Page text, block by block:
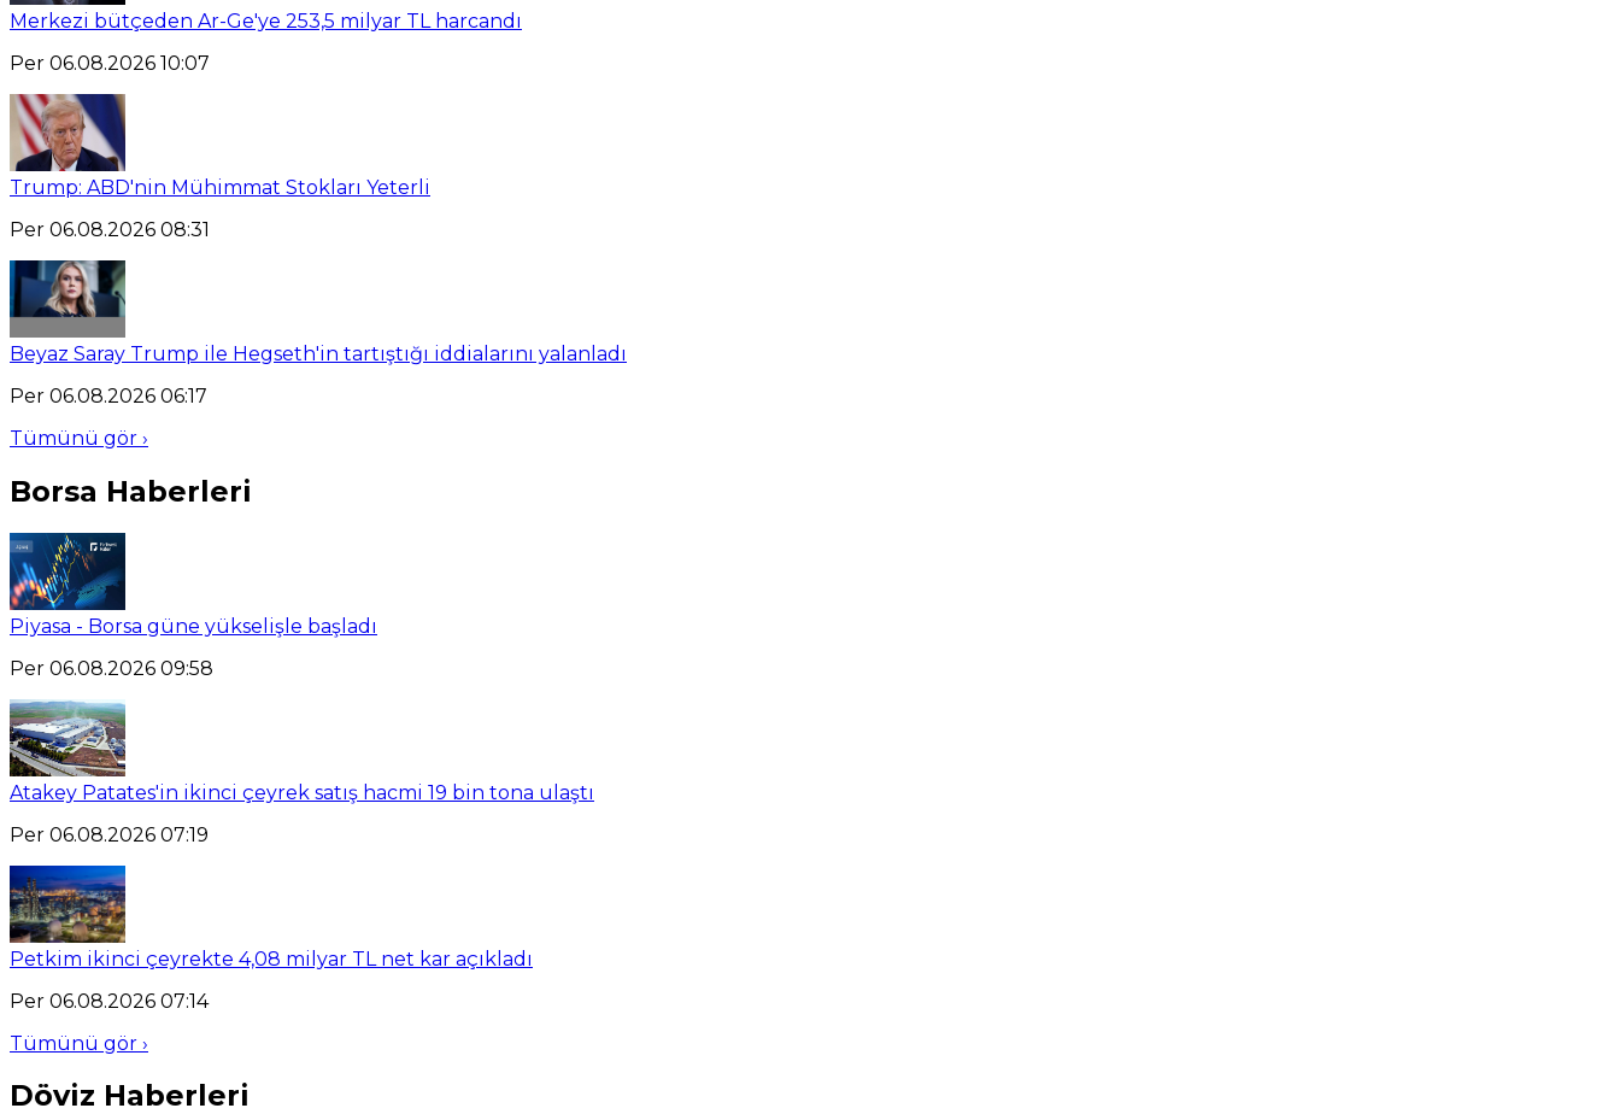
Merkezi bütçeden Ar-Ge'ye 253,5 milyar TL harcandı
Per 06.08.2026 10:07
Trump: ABD'nin Mühimmat Stokları Yeterli
Per 06.08.2026 08:31
Beyaz Saray Trump ile Hegseth'in tartıştığı iddialarını yalanladı
Per 06.08.2026 06:17
Tümünü gör ›
Borsa Haberleri
Piyasa - Borsa güne yükselişle başladı
Per 06.08.2026 09:58
Atakey Patates'in ikinci çeyrek satış hacmi 19 bin tona ulaştı
Per 06.08.2026 07:19
Petkim ikinci çeyrekte 4,08 milyar TL net kar açıkladı
Per 06.08.2026 07:14
Tümünü gör ›
Döviz Haberleri